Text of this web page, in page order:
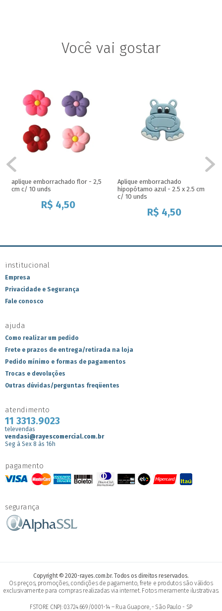
aplique emborrachado flor - 2,5
cm c/ 10 unds
R$ 4,50
Aplique emborrachado
hipopótamo azul - 2.5 x 2.5 cm
c/ 10 unds
R$ 4,50
institucional
Empresa
Privacidade e Segurança
Fale conosco
ajuda
Como realizar um pedido
Frete e prazos de entrega/retirada na loja
Pedido mínimo e formas de pagamentos
Trocas e devoluções
Outras dúvidas/perguntas freqüentes
atendimento
11 3313.9023
televendas
vendasi@rayescomercial.com.br
Seg à Sex 8 às 16h
pagamento
segurança
Copyright © 2020-rayes.com.br. Todos os direitos reservados.
Os preços, promoções, condições de pagamento, frete e produtos são válidos
exclusivamente para compras realizadas via internet. Fotos meramente ilustrativas.
FSTORE CNPJ: 03.724.669/0001-14 – Rua Guapore, - São Paulo - SP